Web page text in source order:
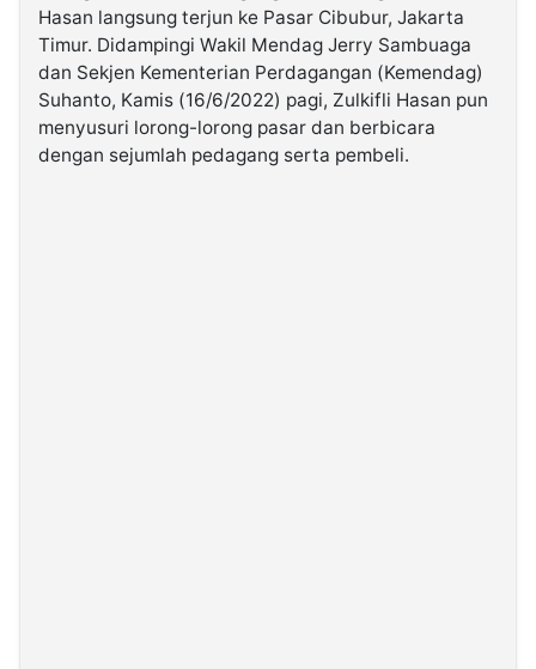
Kabarbaru.co
2026
Hasan langsung terjun ke Pasar Cibubur, Jakarta
Timur. Didampingi Wakil Mendag Jerry Sambuaga
dan Sekjen Kementerian Perdagangan (Kemendag)
Suhanto, Kamis (16/6/2022) pagi, Zulkifli Hasan pun
menyusuri lorong-lorong pasar dan berbicara
dengan sejumlah pedagang serta pembeli.